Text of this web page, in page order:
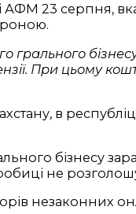
23 серпня,
грального
При цьому
в
бізнесу
не
незаконних